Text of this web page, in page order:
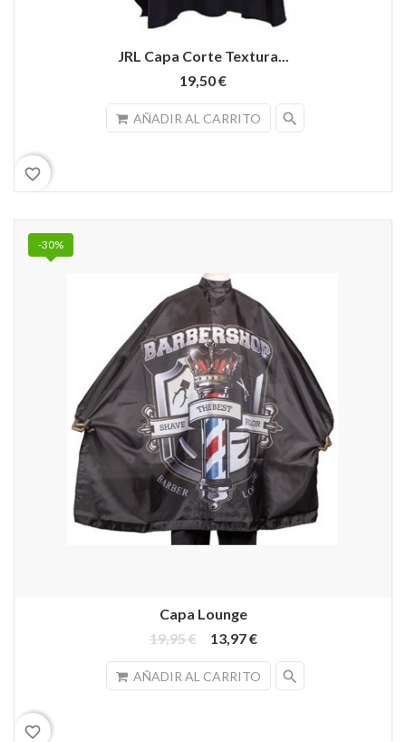
JRL Capa Corte Textura...
19,50 €
AÑADIR AL CARRITO search
favorite_border
Capa Lounge
19,95 €
13,97 €
AÑADIR AL CARRITO search
-30%
favorite_border